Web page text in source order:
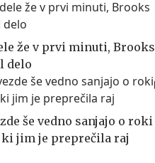
že v prvi minuti, Brooks
delo
še vedno sanjajo o roki
ki jim je preprečila raj